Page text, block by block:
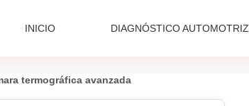
INICIO DIAGNÓSTICO AUTOMOTRIZ
termográfica avanzada